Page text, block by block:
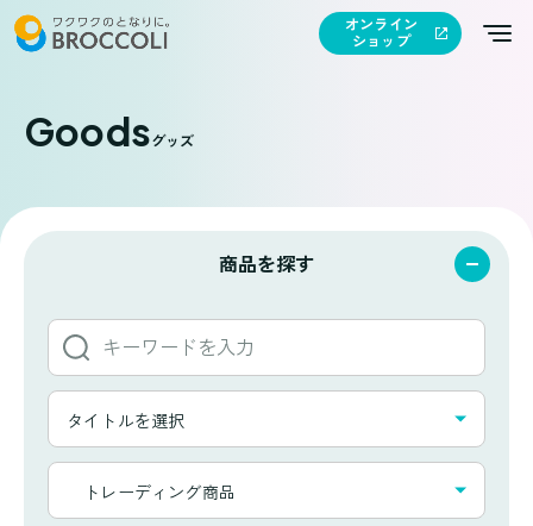
オンライン
ショップ
Goodsグッズ
商品を探す
キ
ワ
ド
か
タ
ト
一
タイトルを選択
カ
トレーディング商品